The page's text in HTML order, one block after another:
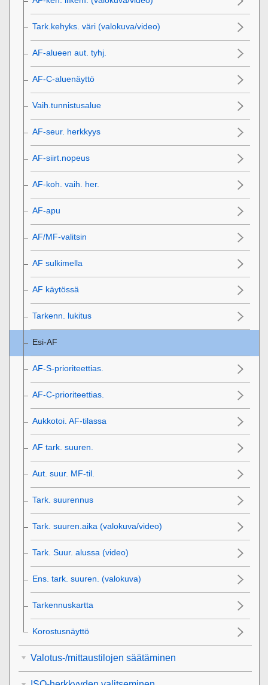
Tark.kehyks. väri (valokuva/video)
AF-alueen aut. tyhj.
AF-C-aluenäyttö
Vaih.tunnistusalue
AF-seur. herkkyys
AF-siirt.nopeus
AF-koh. vaih. her.
AF-apu
AF/MF-valitsin
AF sulkimella
AF käytössä
Tarkenn. lukitus
Esi-AF
AF-S-prioriteettias.
AF-C-prioriteettias.
Aukkotoi. AF-tilassa
AF tark. suuren.
Aut. suur. MF-til.
Tark. suurennus
Tark. suuren.aika (valokuva/video)
Tark. Suur. alussa (video)
Ens. tark. suuren. (valokuva)
Tarkennuskartta
Korostusnäyttö
Valotus-/mittaustilojen säätäminen